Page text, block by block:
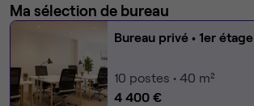
Ma sélection de bureau
Bureau privé • 1er étage
10 postes • 40 m²
4 400 €